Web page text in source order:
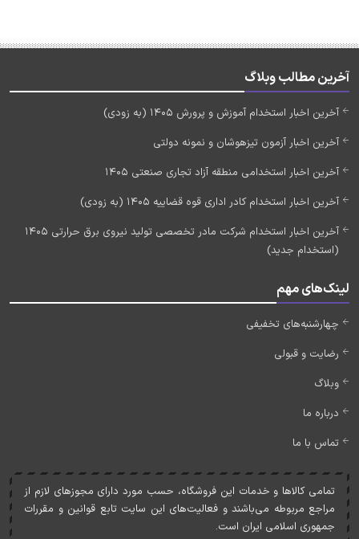
آخرین مطالب وبلاگ
آخرین اخبار استخدام آموزش و پرورش 1405 (به زودی)
آخرین اخبار آزمون تیزهوشان و نمونه دولتی
آخرین اخبار استخدامی منطقه آزاد تجاری صنعتی 1405
آخرین اخبار استخدام کادر اداری قوه قضاییه 1405 (به زودی)
آخرین اخبار استخدام شرکت مادر تخصصی تولید نیروی برق حرارتی 1405
(استخدام جدید)
لینک‌های مهم
چهارشنبه‌های تخفیفی
رضایت و قبولی
وبلاگ
درباره ما
تماس با ما
تمامی کالاها و خدمات اين فروشگاه، حسب مورد دارای مجوزهای لازم از
مراجع مربوطه می‌باشند و فعاليت‌های اين سايت تابع قوانين و مقررات
جمهوری اسلامی ايران است.